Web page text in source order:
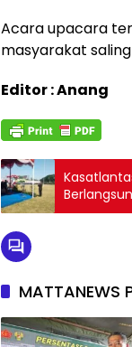
Acara upacara
masyarakat
Editor : Anang
MATTANEWS